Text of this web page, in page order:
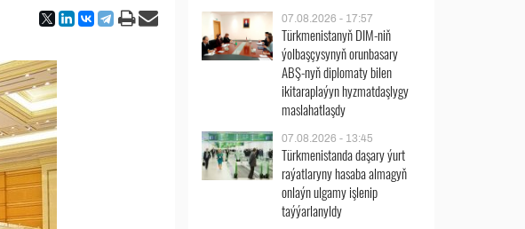
07.08.2026 - 17:57
Türkmenistanyň DIM-niň
ýolbaşçysynyň orunbasary
ABŞ-nyň diplomaty bilen
ikitaraplaýyn hyzmatdaşlygy
maslahatlaşdy
07.08.2026 - 13:45
Türkmenistanda daşary ýurt
raýatlaryny hasaba almagyň
onlaýn ulgamy işlenip
taýýarlanyldy